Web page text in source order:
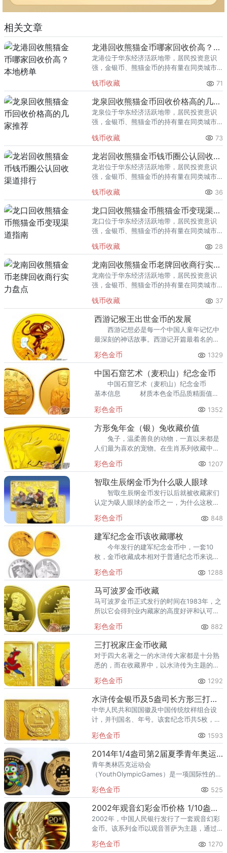
相关文章
龙港回收熊猫金币哪家回收价高？本地榜单
龙港位于华东经济活跃地带，居民投资意识
强，金银币、熊猫金币的持有量在同类城市
熊猫金币的需求就明显升温，但鱼龙混杂的
回收渠道里，能精准识别版别溢
钱币收藏 71
龙泉回收熊猫金币回收价格高的几家推荐
龙泉位于华东经济活跃地带，居民投资意识
强，金银币、熊猫金币的持有量在同类城市
熊猫金币的需求就明显升温，但鱼龙混杂的
回收渠道里，能精准识别版别溢
钱币收藏 73
龙岩回收熊猫金币钱币圈公认回收渠道排行
龙岩位于华东经济活跃地带，居民投资意识
强，金银币、熊猫金币的持有量在同类城市
熊猫金币的需求就明显升温，但鱼龙混杂的
回收渠道里，能精准识别版别溢
钱币收藏 36
龙口回收熊猫金币熊猫金币变现渠道指南
龙口位于华东经济活跃地带，居民投资意识
强，金银币、熊猫金币的持有量在同类城市
熊猫金币的需求就明显升温，但鱼龙混杂的
回收渠道里，能精准识别版别溢
钱币收藏 28
龙南回收熊猫金币老牌回收商行实力盘点
龙南位于华东经济活跃地带，居民投资意识
强，金银币、熊猫金币的持有量在同类城市
熊猫金币的需求就明显升温，但鱼龙混杂的
回收渠道里，能精准识别版别溢
钱币收藏 37
西游记猴王出世金币的发展
西游记想必是每一个中国人童年记忆中
最深刻的神话故事。西游记开篇最着名的就
化，央行在2003年的时候发行了，1/2盎司
彩金币系列第一组《
彩色金币 1329
中国石窟艺术（麦积山）纪念金币
中国石窟艺术（麦积山）纪念金币
基本信息 材质本色金币品质精面值
彩色金币 1352
方形兔年金（银）兔收藏价值
兔子，温柔善良的动物，一直以来都是
人们最为喜欢的宠物。在生肖系列收藏中，
如同丧失了，因此其行情日益见涨。
彩色金币 1207
智取生辰纲金币为什么吸人眼球
智取生辰纲金币发行以后就被收藏家们
认定为吸人眼球的金币之一，为什么这枚金
彩色金币 848
建军纪念金币该收藏哪枚
今年发行的建军纪念金币中，一套10
枚，金币收藏成本相对于普通纪念币来说，
经济上有压力，不禁有藏友问，建军纪念金
币该收藏哪枚呢？
彩色金币 1288
马可波罗金币收藏
马可波罗金币正式发行的时间在1983年，之
所以它会得到业内藏家的高度好评和认可，
彩色金币 882
三打祝家庄金币收藏
对于四大名著之一的水浒传大家都是十分熟
悉的，而在收藏界中，以水浒传为主题的藏
的一种，该金币主要以水浒传中的一个故事
为主题，可以说是十分稀奇的。
彩色金币 1292
水浒传金银币及5盎司长方形三打祝家彩色金银币
中华人民共和国国徽及中国传统纹样组合设
计，并刊国名、年号。该套纪念币共5枚，其
法定货币。
彩色金币 1593
2014年1/4盎司第2届夏季青年奥运会金币价格及升值潜力
青年奥林匹克运动会
（YouthOlympicGames）是一项国际性的青
办。第2届夏季青年奥运会于2014年在南京举
办，这是中国首次承办夏
彩色金币 525
2002年观音幻彩金币价格 1/10盎司观音幻彩金币值多少钱
2002年，中国人民银行发行了一套观音幻彩
金币。该系列金币以观音菩萨为主题，通过
慈悲与智慧表现得淋漓尽致。其中，送子观
彩色金币 1270